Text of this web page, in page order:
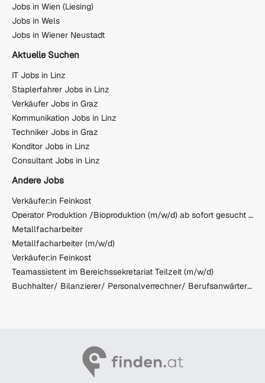
Jobs in Wien (Liesing)
Jobs in Wels
Jobs in Wiener Neustadt
Aktuelle Suchen
IT Jobs in Linz
Staplerfahrer Jobs in Linz
Verkäufer Jobs in Graz
Kommunikation Jobs in Linz
Techniker Jobs in Graz
Konditor Jobs in Linz
Consultant Jobs in Linz
Andere Jobs
Verkäufer:in Feinkost
Operator Produktion /Bioproduktion (m/w/d) ab sofort gesucht (Schichtarbeit)
Metallfacharbeiter
Metallfacharbeiter (m/w/d)
Verkäufer:in Feinkost
Teamassistent im Bereichssekretariat Teilzeit (m/w/d)
Buchhalter/ Bilanzierer/ Personalverrechner/ Berufsanwärter (m/w/d)